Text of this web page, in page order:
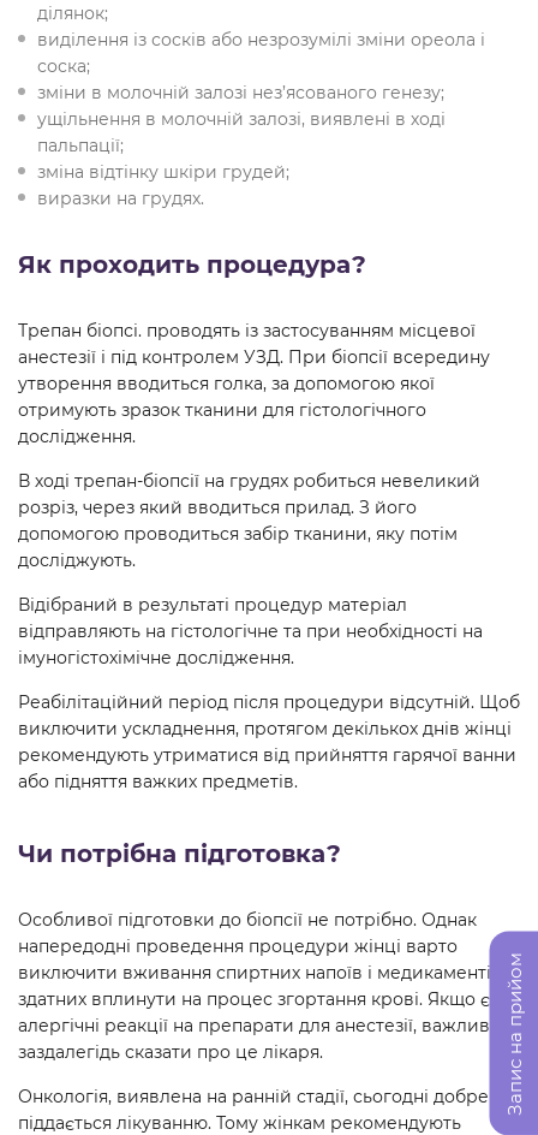
ділянок;
виділення із сосків або незрозумілі зміни ореола і
соска;
зміни в молочній залозі нез’ясованого генезу;
ущільнення в молочній залозі, виявлені в ході
пальпації;
зміна відтінку шкіри грудей;
виразки на грудях.
Як проходить процедура?
Трепан біопсі. проводять із застосуванням місцевої
анестезії і під контролем УЗД. При біопсії всередину
утворення вводиться голка, за допомогою якої
отримують зразок тканини для гістологічного
дослідження.
В ході трепан-біопсії на грудях робиться невеликий
розріз, через який вводиться прилад. З його
допомогою проводиться забір тканини, яку потім
досліджують.
Відібраний в результаті процедур матеріал
відправляють на гістологічне та при необхідності на
імуногістохімічне дослідження.
Реабілітаційний період після процедури відсутній. Щоб
виключити ускладнення, протягом декількох днів жінці
рекомендують утриматися від прийняття гарячої ванни
або підняття важких предметів.
Чи потрібна підготовка?
Особливої підготовки до біопсії не потрібно. Однак
напередодні проведення процедури жінці варто
виключити вживання спиртних напоїв і медикаментів,
здатних вплинути на процес згортання крові. Якщо є
алергічні реакції на препарати для анестезії, важливо
заздалегідь сказати про це лікаря.
Онкологія, виявлена ​​на ранній стадії, сьогодні добре
піддається лікуванню. Тому жінкам рекомендують
Запис на прийом